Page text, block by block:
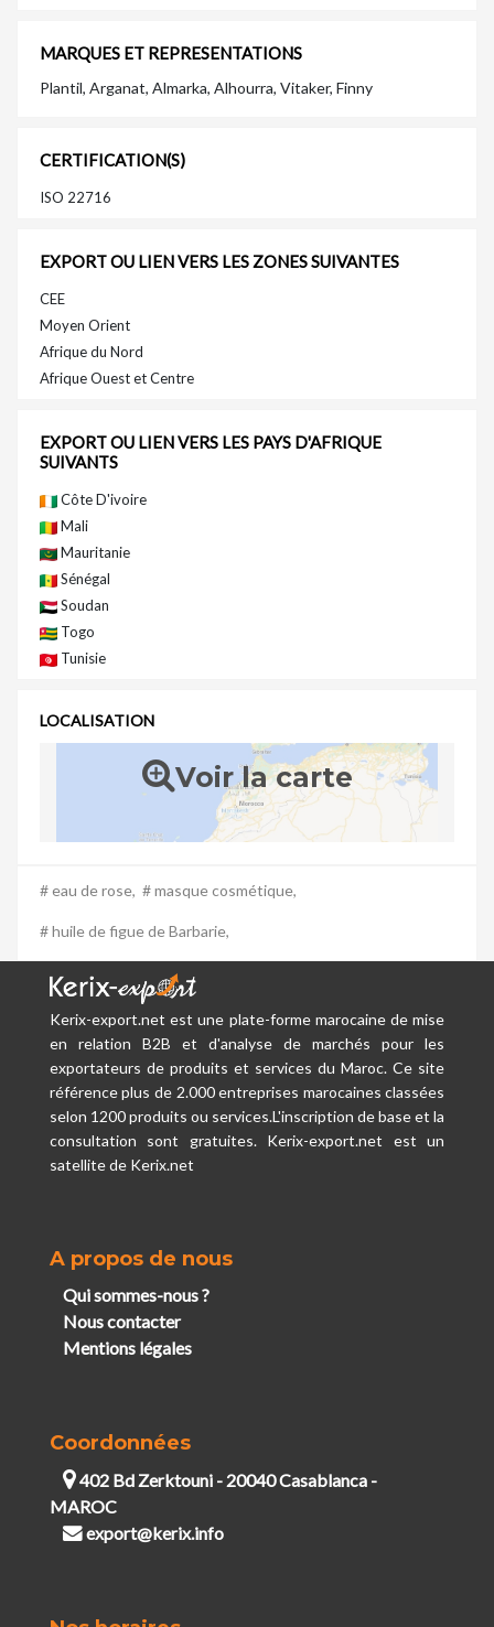
MARQUES ET REPRESENTATIONS
Plantil, Arganat, Almarka, Alhourra, Vitaker, Finny
CERTIFICATION(S)
ISO 22716
EXPORT OU LIEN VERS LES ZONES SUIVANTES
CEE
Moyen Orient
Afrique du Nord
Afrique Ouest et Centre
EXPORT OU LIEN VERS LES PAYS D'AFRIQUE
SUIVANTS
Côte D'ivoire
Mali
Mauritanie
Sénégal
Soudan
Togo
Tunisie
LOCALISATION
Voir la carte
# eau de rose, # masque cosmétique,
# huile de figue de Barbarie,
Kerix-export.net est une plate-forme marocaine de mise
en relation B2B et d'analyse de marchés pour les
exportateurs de produits et services du Maroc. Ce site
référence plus de 2.000 entreprises marocaines classées
selon 1200 produits ou services.L'inscription de base et la
consultation sont gratuites. Kerix-export.net est un
satellite de Kerix.net
A propos de nous
Qui sommes-nous ?
Nous contacter
Mentions légales
Coordonnées
402 Bd Zerktouni - 20040 Casablanca -
MAROC
export@kerix.info